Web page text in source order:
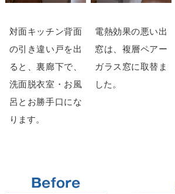
対面キッチン背面
の引き違い戸を出
ると、裏廊下で、
洗面脱衣室・お風
呂とお勝手口にな
ります。
電熱効果の悪い出
窓は、複層ペアー
ガラス窓に取替ま
した。